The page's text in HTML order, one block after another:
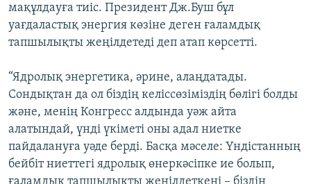
Басқа тілдерде
мақұлдауға тиіс. Президент Дж.Буш бұл
уағдаластық энергия көзіне деген ғаламдық
тапшылықты жеңілдетеді деп атап көрсетті.
“Ядролық энергетика, әрине, алаңдатады.
Сондықтан да ол біздің келіссөзіміздің бөлігі болды
және, менің Конгресс алдында уәж айта
алатындай, үнді үкіметі оны адал ниетке
пайдалануға уәде берді. Басқа мәселе: Үндістанның
бейбіт ниеттегі ядролық өнеркәсіпке ие болып,